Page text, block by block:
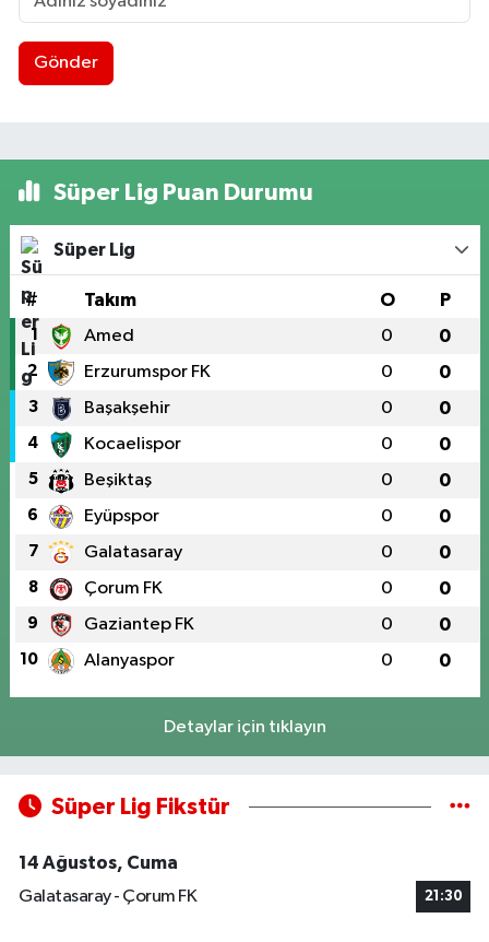
Gönder
Süper Lig Puan Durumu
Süper Lig
# Takım O P
1 Amed 0 0
2 Erzurumspor FK 0 0
3 Başakşehir 0 0
4 Kocaelispor 0 0
5 Beşiktaş 0 0
6 Eyüpspor 0 0
7 Galatasaray 0 0
8 Çorum FK 0 0
9 Gaziantep FK 0 0
10 Alanyaspor 0 0
Detaylar için tıklayın
Süper Lig Fikstür
14 Ağustos, Cuma
Galatasaray - Çorum FK
21:30